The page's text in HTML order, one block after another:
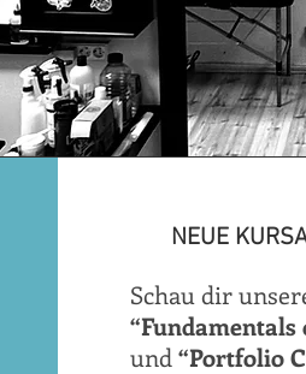
NEUE
Schau dir
“Fundamentals
und“Portfolio